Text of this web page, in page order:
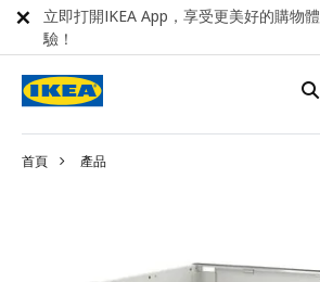
首頁 產品
立即打開IKEA App，享受更美好的購物體
驗！